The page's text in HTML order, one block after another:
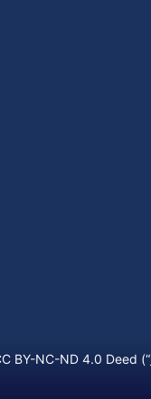
BY-NC-ND 4.0 Deed (“